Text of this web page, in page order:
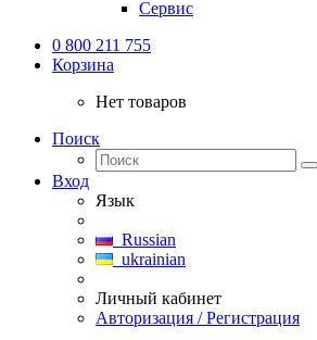
Сервис
0 800 211 755
Корзина
Нет товаров
Поиск
Вход
Язык
Russian
ukrainian
Личный кабинет
Авторизация / Регистрация